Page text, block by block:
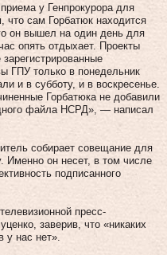
у Генпрокурора для
что сам Горбатюк находится
он вышел на один день для
опять отдыхает. Проекты
ГПУ только в понедельник
и в субботу, и в воскресенье.
Горбатюка не добавили
файла НСРД», — написал
собирает совещание для
Именно он несет, в том числе
подписанного
пресс-
заверив, что «никаких
у нас нет».